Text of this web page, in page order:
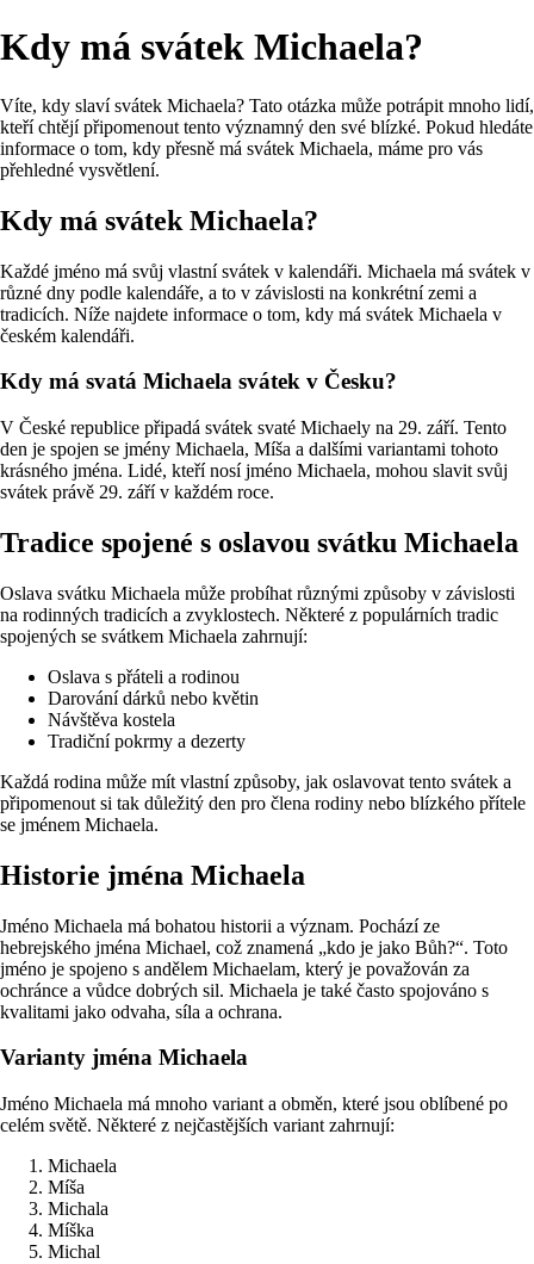
Kdy má svátek Michaela?
Víte, kdy slaví svátek Michaela? Tato otázka může potrápit mnoho lidí,
kteří chtějí připomenout tento významný den své blízké. Pokud hledáte
informace o tom, kdy přesně má svátek Michaela, máme pro vás
přehledné vysvětlení.
Kdy má svátek Michaela?
Každé jméno má svůj vlastní svátek v kalendáři. Michaela má svátek v
různé dny podle kalendáře, a to v závislosti na konkrétní zemi a
tradicích. Níže najdete informace o tom, kdy má svátek Michaela v
českém kalendáři.
Kdy má svatá Michaela svátek v Česku?
V České republice připadá svátek svaté Michaely na 29. září. Tento
den je spojen se jmény Michaela, Míša a dalšími variantami tohoto
krásného jména. Lidé, kteří nosí jméno Michaela, mohou slavit svůj
svátek právě 29. září v každém roce.
Tradice spojené s oslavou svátku Michaela
Oslava svátku Michaela může probíhat různými způsoby v závislosti
na rodinných tradicích a zvyklostech. Některé z populárních tradic
spojených se svátkem Michaela zahrnují:
Oslava s přáteli a rodinou
Darování dárků nebo květin
Návštěva kostela
Tradiční pokrmy a dezerty
Každá rodina může mít vlastní způsoby, jak oslavovat tento svátek a
připomenout si tak důležitý den pro člena rodiny nebo blízkého přítele
se jménem Michaela.
Historie jména Michaela
Jméno Michaela má bohatou historii a význam. Pochází ze
hebrejského jména Michael, což znamená „kdo je jako Bůh?“. Toto
jméno je spojeno s andělem Michaelam, který je považován za
ochránce a vůdce dobrých sil. Michaela je také často spojováno s
kvalitami jako odvaha, síla a ochrana.
Varianty jména Michaela
Jméno Michaela má mnoho variant a obměn, které jsou oblíbené po
celém světě. Některé z nejčastějších variant zahrnují:
Michaela
Míša
Michala
Míška
Michal